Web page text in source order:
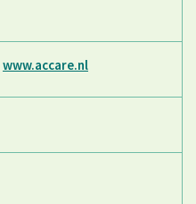
www.accare.nl